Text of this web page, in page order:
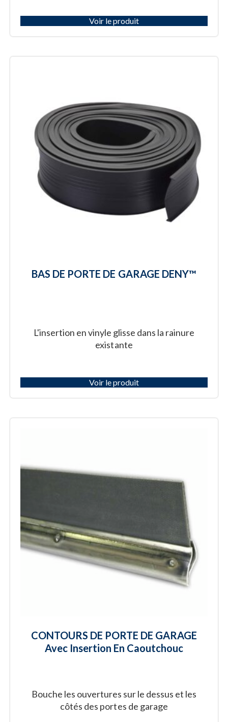
Voir le produit
BAS DE PORTE DE GARAGE DENY™
L'insertion en vinyle glisse dans la rainure
existante
Voir le produit
CONTOURS DE PORTE DE GARAGE
Avec Insertion En Caoutchouc
Bouche les ouvertures sur le dessus et les
côtés des portes de garage